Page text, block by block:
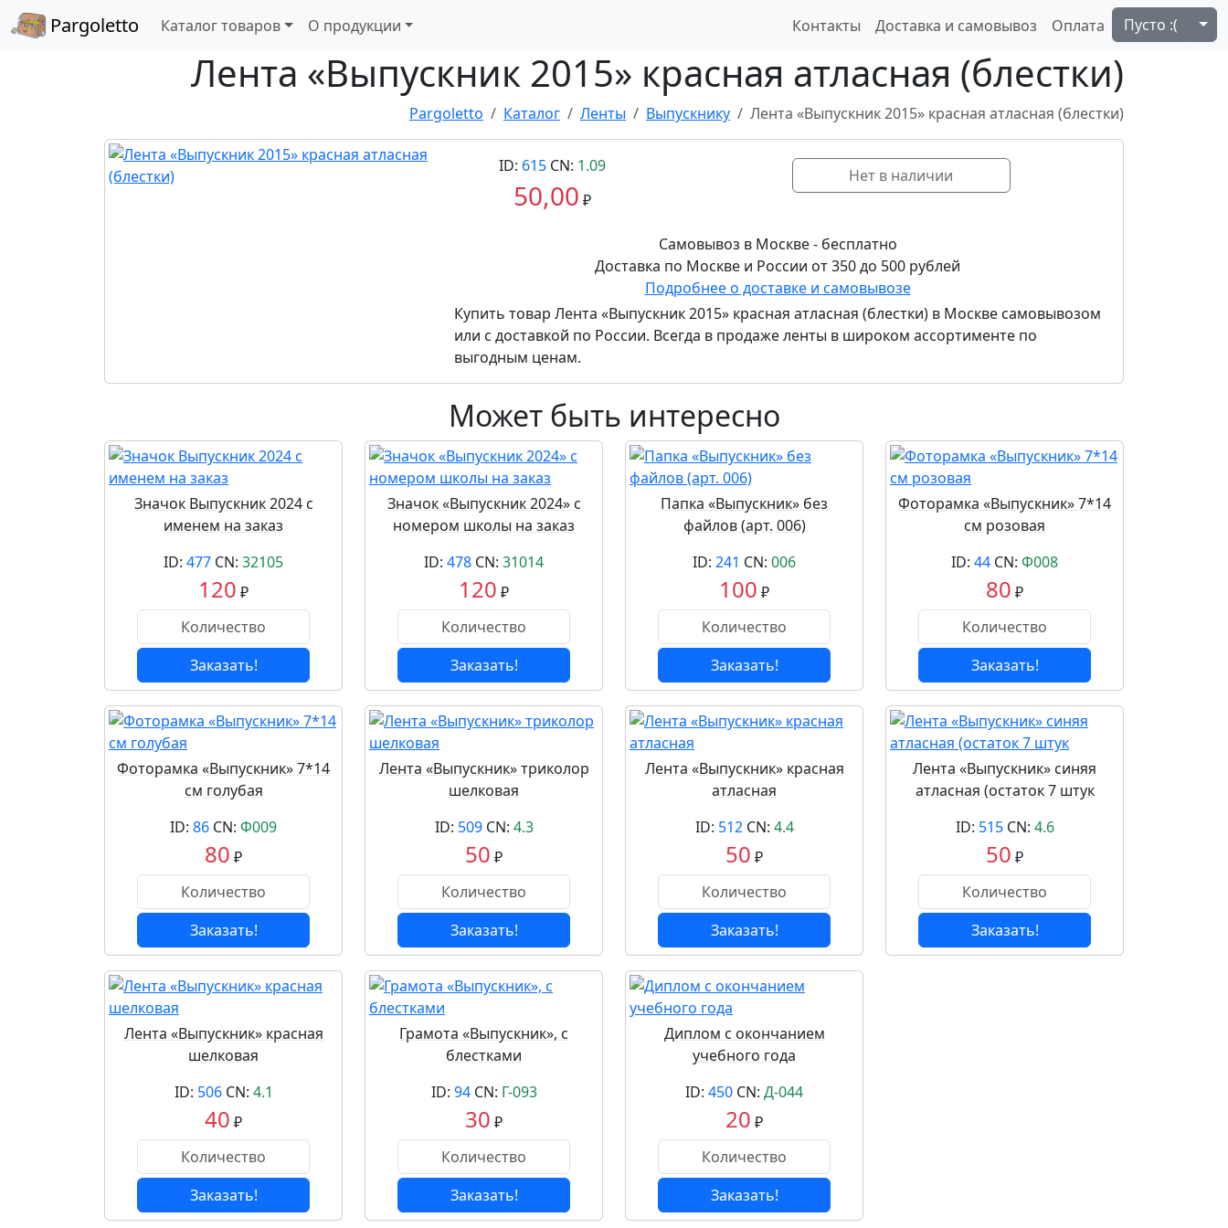
Pargoletto Каталог товаров О продукции Контакты Доставка и самовывоз Оплата Пусто :(
Лента «Выпускник 2015» красная атласная (блестки)
Pargoletto Каталог Ленты Выпускнику Лента «Выпускник 2015» красная атласная (блестки)
ID: 615CN: 1.09
50,00 ₽
Нет в наличии
Самовывоз в Москве - бесплатно
Доставка по Москве и России от 350 до 500 рублей
Подробнее о доставке и самовывозе
Купить товар Лента «Выпускник 2015» красная атласная (блестки) в Москве самовывозом
или с доставкой по России. Всегда в продаже ленты в широком ассортименте по
выгодным ценам.
Может быть интересно
Значок Выпускник 2024 с
именем на заказ
ID: 477 CN: 32105
120 ₽
Заказать!
Значок «Выпускник 2024» с
номером школы на заказ
ID: 478 CN: 31014
120 ₽
Заказать!
Папка «Выпускник» без
файлов (арт. 006)
ID: 241 CN: 006
100 ₽
Заказать!
Фоторамка «Выпускник» 7*14
см розовая
ID: 44 CN: Ф008
80 ₽
Заказать!
Фоторамка «Выпускник» 7*14
см голубая
ID: 86 CN: Ф009
80 ₽
Заказать!
Лента «Выпускник» триколор
шелковая
ID: 509CN: 4.3
50 ₽
Заказать!
Лента «Выпускник» красная
атласная
ID: 512CN: 4.4
50 ₽
Заказать!
Лента «Выпускник» синяя
атласная (остаток 7 штук
ID: 515CN: 4.6
50 ₽
Заказать!
Лента «Выпускник» красная
шелковая
ID: 506CN: 4.1
40 ₽
Заказать!
Грамота «Выпускник», с
блестками
ID: 94CN: Г-093
30 ₽
Заказать!
Диплом с окончанием
учебного года
ID: 450 CN: Д-044
20 ₽
Заказать!